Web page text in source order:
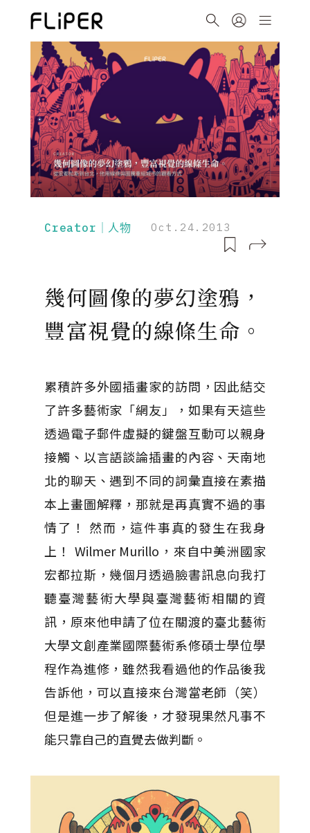
Creator｜人物 Oct.24.2013
幾何圖像的夢幻塗鴉，
豐富視覺的線條生命。
累積許多外國插畫家的訪問，因此結交
了許多藝術家「網友」，如果有天這些
透過電子郵件虛擬的鍵盤互動可以親身
接觸、以言語談論插畫的內容、天南地
北的聊天、遇到不同的詞彙直接在素描
本上畫圖解釋，那就是再真實不過的事
情了！ 然而，這件事真的發生在我身
上！ Wilmer Murillo，來自中美洲國家
宏都拉斯，幾個月透過臉書訊息向我打
聽臺灣藝術大學與臺灣藝術相關的資
訊，原來他申請了位在關渡的臺北藝術
大學文創產業國際藝術系修碩士學位學
程作為進修，雖然我看過他的作品後我
告訴他，可以直接來台灣當老師（笑）
但是進一步了解後，才發現果然凡事不
能只靠自己的直覺去做判斷。